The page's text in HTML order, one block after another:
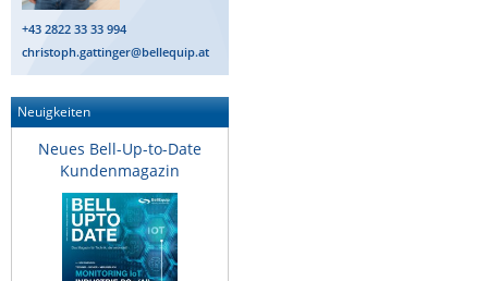
+43 2822 33 33 994
christoph.gattinger@bellequip.at
Neuigkeiten
Neues Bell-Up-to-Date
Kundenmagazin